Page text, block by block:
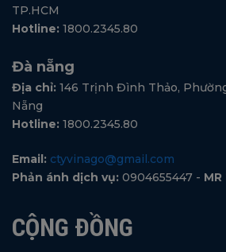
TP.HCM
Hotline: 1800.2345.80
Đà nẵng
Địa chỉ: 146 Trịnh Đình Thảo,
Nẵng
Hotline: 1800.2345.80
Email: ctyvinago@gmail.com
Phản ánh dịch vụ: 0904655447 - MR
CỘNG ĐỒNG